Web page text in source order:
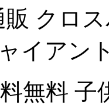
販 クロ
イアン
無料